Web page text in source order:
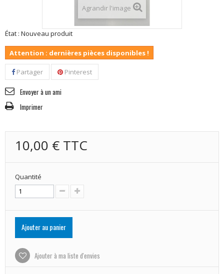
Agrandir l'image
État : Nouveau produit
Attention : dernières pièces disponibles !
Partager Pinterest
Envoyer à un ami
Imprimer
10,00 € TTC
Quantité
Ajouter au panier
Ajouter à ma liste d'envies